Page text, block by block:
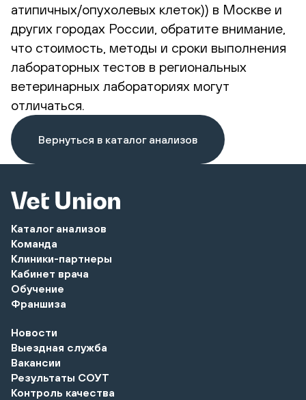
атипичных/опухолевых клеток)) в Москве и
других городах России, обратите внимание,
что стоимость, методы и сроки выполнения
лабораторных тестов в региональных
ветеринарных лабораториях могут
отличаться.
Вернуться в каталог анализов
Каталог анализов
Команда
Клиники-партнеры
Кабинет врача
Обучение
Франшиза
Новости
Выездная служба
Вакансии
Результаты СОУТ
Контроль качества